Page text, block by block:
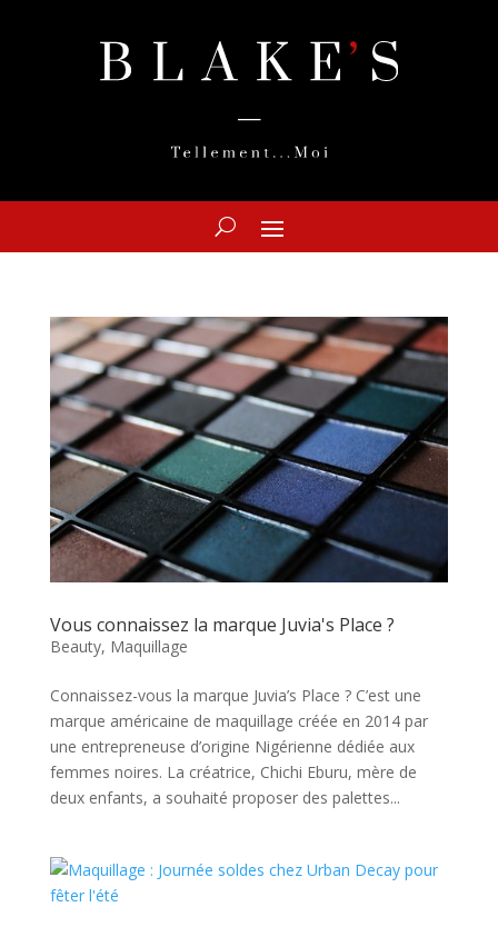
Vous connaissez la marque Juvia's Place ?
Beauty, Maquillage
Connaissez-vous la marque Juvia’s Place ? C’est une
marque américaine de maquillage créée en 2014 par
une entrepreneuse d’origine Nigérienne dédiée aux
femmes noires. La créatrice, Chichi Eburu, mère de
deux enfants, a souhaité proposer des palettes...